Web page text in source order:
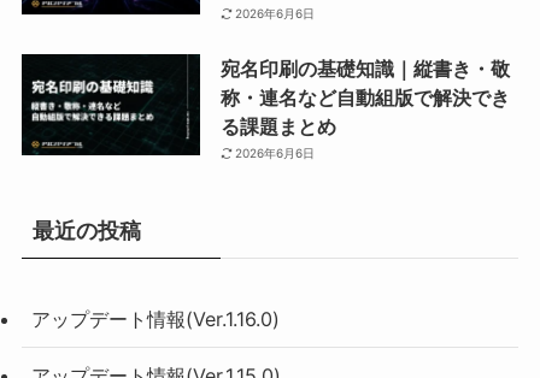
2026年6月6日
宛名印刷の基礎知識｜縦書き・敬
称・連名など自動組版で解決でき
る課題まとめ
2026年6月6日
最近の投稿
アップデート情報(Ver.1.16.0)